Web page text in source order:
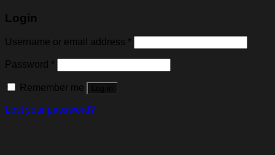
Login
Username or email address *
Password *
Remember me
Lost your password?